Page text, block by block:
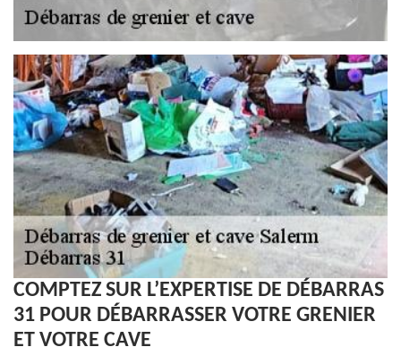
COMPTEZ SUR L’EXPERTISE DE DÉBARRAS
31 POUR DÉBARRASSER VOTRE GRENIER
ET VOTRE CAVE